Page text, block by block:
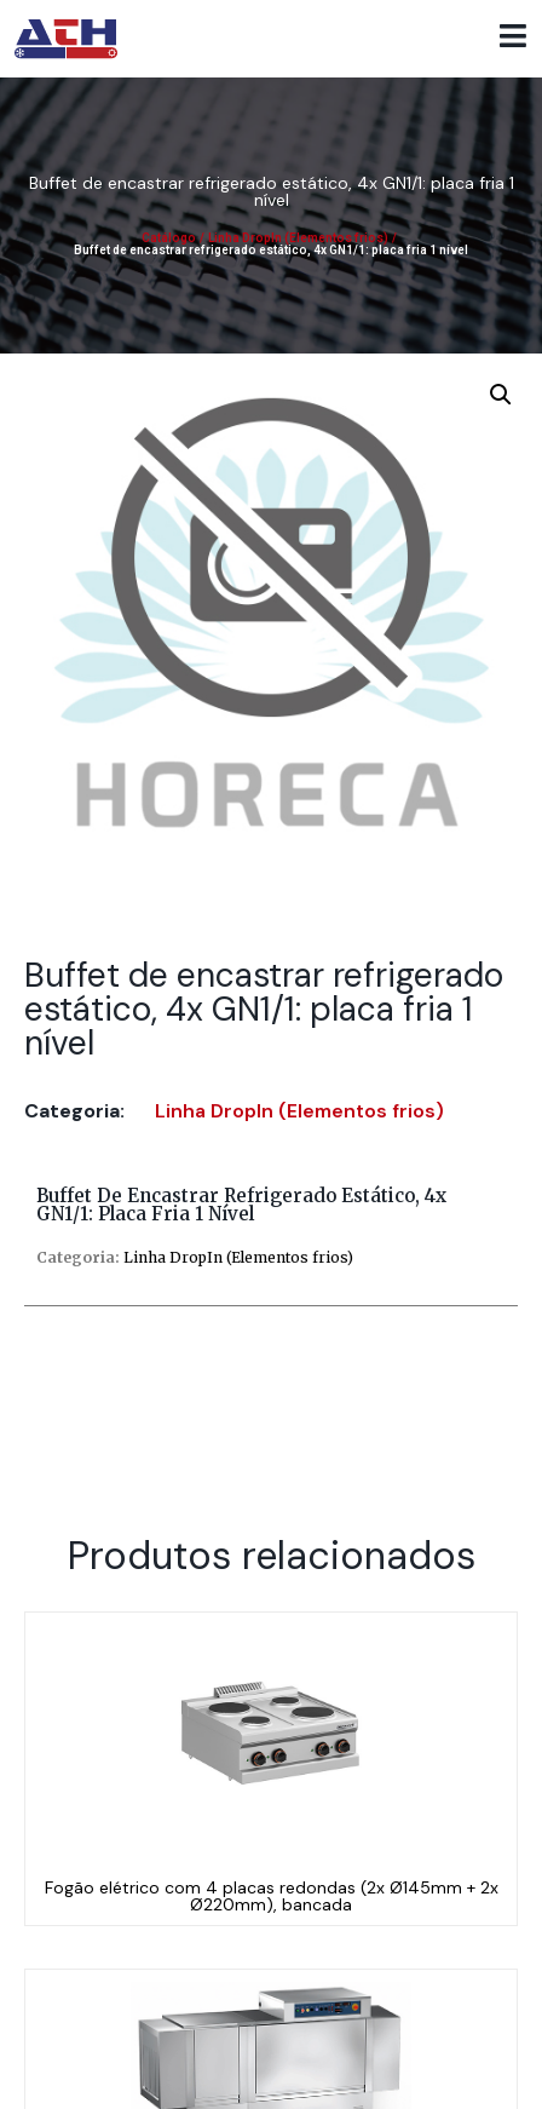
Buffet de encastrar refrigerado estático, 4x GN1/1: placa fria 1
nível
Catálogo / Linha DropIn (Elementos frios) /
Buffet de encastrar refrigerado estático, 4x GN1/1: placa fria 1 nível
Buffet de encastrar refrigerado
estático, 4x GN1/1: placa fria 1
nível
Categoria: Linha DropIn (Elementos frios)
Buffet De Encastrar Refrigerado Estático, 4x
GN1/1: Placa Fria 1 Nível
Categoria: Linha DropIn (Elementos frios)
Produtos relacionados
Fogão elétrico com 4 placas redondas (2x Ø145mm + 2x
Ø220mm), bancada